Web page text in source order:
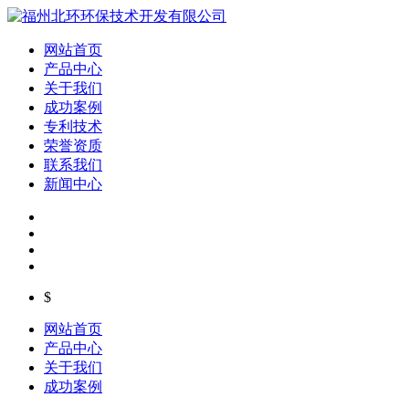
网站首页
产品中心
关于我们
成功案例
专利技术
荣誉资质
联系我们
新闻中心
$
网站首页
产品中心
关于我们
成功案例